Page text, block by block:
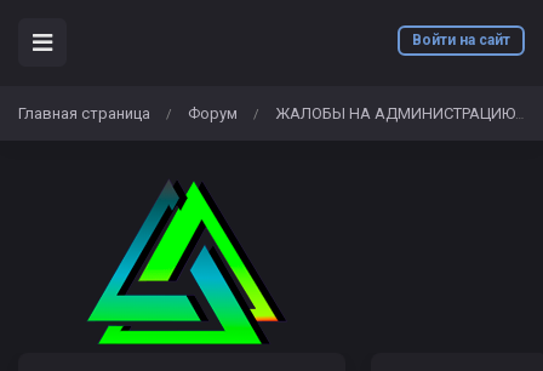
Войти на сайт
Главная страница / Форум / ЖАЛОБЫ НА АДМИНИСТРАЦИЮ